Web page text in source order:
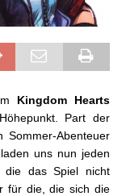
Kingdom Hearts
Part der
Abenteuer
laden uns nun jeden
die das Spiel nicht
für die, die sich die